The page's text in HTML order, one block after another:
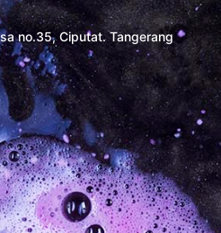
no.35, Ciputat. Tangerang